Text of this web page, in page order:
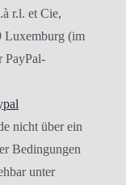
r.l. et Cie,
Luxemburg (im
PayPal-
nicht über ein
Bedingungen
unter